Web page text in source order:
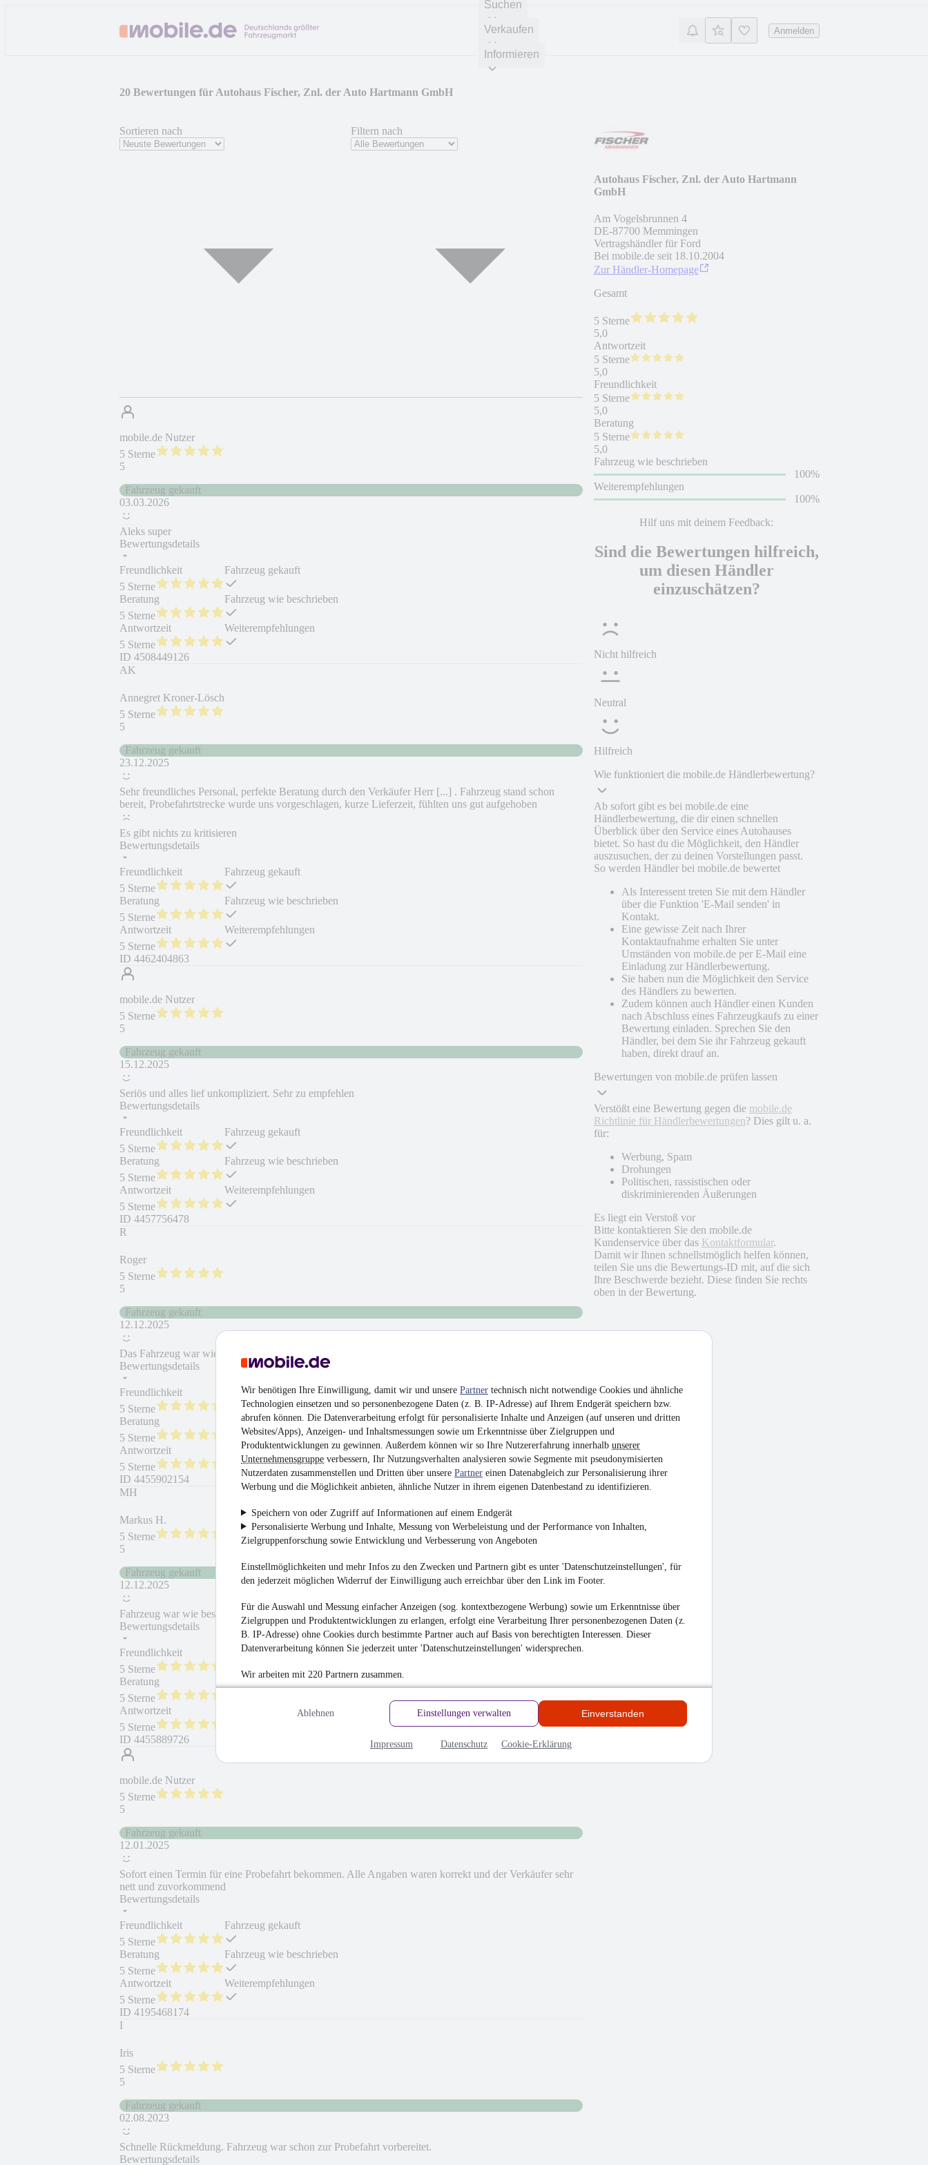
Wir benötigen Ihre Einwilligung, damit wir und unsere Partner technisch nicht notwendige Cookies und ähnliche
Technologien einsetzen und so personenbezogene Daten (z. B. IP-Adresse) auf Ihrem Endgerät speichern bzw.
abrufen können. Die Datenverarbeitung erfolgt für personalisierte Inhalte und Anzeigen (auf unseren und dritten
Websites/Apps), Anzeigen- und Inhaltsmessungen sowie um Erkenntnisse über Zielgruppen und
Produktentwicklungen zu gewinnen. Außerdem können wir so Ihre Nutzererfahrung innerhalb unserer
Unternehmensgruppe verbessern, Ihr Nutzungsverhalten analysieren sowie Segmente mit pseudonymisierten
Nutzerdaten zusammenstellen und Dritten über unsere Partner einen Datenabgleich zur Personalisierung ihrer
Werbung und die Möglichkeit anbieten, ähnliche Nutzer in ihrem eigenen Datenbestand zu identifizieren.
Speichern von oder Zugriff auf Informationen auf einem Endgerät
Personalisierte Werbung und Inhalte, Messung von Werbeleistung und der Performance von Inhalten,
Zielgruppenforschung sowie Entwicklung und Verbesserung von Angeboten
Einstellmöglichkeiten und mehr Infos zu den Zwecken und Partnern gibt es unter 'Datenschutzeinstellungen', für
den jederzeit möglichen Widerruf der Einwilligung auch erreichbar über den Link im Footer.
Für die Auswahl und Messung einfacher Anzeigen (sog. kontextbezogene Werbung) sowie um Erkenntnisse über
Zielgruppen und Produktentwicklungen zu erlangen, erfolgt eine Verarbeitung Ihrer personenbezogenen Daten (z.
B. IP-Adresse) ohne Cookies durch bestimmte Partner auch auf Basis von berechtigten Interessen. Dieser
Datenverarbeitung können Sie jederzeit unter 'Datenschutzeinstellungen' widersprechen.
Wir arbeiten mit 220 Partnern zusammen.
Ablehnen Einstellungen verwalten Einverstanden
Impressum Datenschutz Cookie-Erklärung
Suchen
Verkaufen
Informieren
Anmelden
20 Bewertungen für Autohaus Fischer, Znl. der Auto Hartmann GmbH
Sortieren nach Filtern nach
mobile.de Nutzer
5 Sterne
5
Fahrzeug gekauft
03.03.2026
Aleks super
Bewertungsdetails
Freundlichkeit
5 Sterne
Beratung
5 Sterne
Antwortzeit
5 Sterne
Fahrzeug gekauft
Fahrzeug wie beschrieben
Weiterempfehlungen
ID 4508449126
AK
Annegret Kroner-Lösch
5 Sterne
5
Fahrzeug gekauft
23.12.2025
Sehr freundliches Personal, perfekte Beratung durch den Verkäufer Herr [...] . Fahrzeug stand schon
bereit, Probefahrtstrecke wurde uns vorgeschlagen, kurze Lieferzeit, fühlten uns gut aufgehoben
Es gibt nichts zu kritisieren
Bewertungsdetails
Freundlichkeit
5 Sterne
Beratung
5 Sterne
Antwortzeit
5 Sterne
Fahrzeug gekauft
Fahrzeug wie beschrieben
Weiterempfehlungen
ID 4462404863
mobile.de Nutzer
5 Sterne
5
Fahrzeug gekauft
15.12.2025
Seriös und alles lief unkompliziert. Sehr zu empfehlen
Bewertungsdetails
Freundlichkeit
5 Sterne
Beratung
5 Sterne
Antwortzeit
5 Sterne
Fahrzeug gekauft
Fahrzeug wie beschrieben
Weiterempfehlungen
ID 4457756478
R
Roger
5 Sterne
5
Fahrzeug gekauft
12.12.2025
Das Fahrzeug war wie beschrieben. Sehr schönes Autohaus mit freundlichem Personal.
Bewertungsdetails
Freundlichkeit
5 Sterne
Beratung
5 Sterne
Antwortzeit
5 Sterne
Fahrzeug gekauft
Fahrzeug wie beschrieben
Weiterempfehlungen
ID 4455902154
MH
Markus H.
5 Sterne
5
Fahrzeug gekauft
12.12.2025
Fahrzeug war wie beschrieben. Verkäufer war super nett jeder Zeit wieder.
Bewertungsdetails
Freundlichkeit
5 Sterne
Beratung
5 Sterne
Antwortzeit
5 Sterne
Fahrzeug gekauft
Fahrzeug wie beschrieben
Weiterempfehlungen
ID 4455889726
mobile.de Nutzer
5 Sterne
5
Fahrzeug gekauft
12.01.2025
Sofort einen Termin für eine Probefahrt bekommen. Alle Angaben waren korrekt und der Verkäufer sehr
nett und zuvorkommend
Bewertungsdetails
Freundlichkeit
5 Sterne
Beratung
5 Sterne
Antwortzeit
5 Sterne
Fahrzeug gekauft
Fahrzeug wie beschrieben
Weiterempfehlungen
ID 4195468174
I
Iris
5 Sterne
5
Fahrzeug gekauft
02.08.2023
Schnelle Rückmeldung. Fahrzeug war schon zur Probefahrt vorbereitet.
Bewertungsdetails
Autohaus Fischer, Znl. der Auto Hartmann
GmbH
Am Vogelsbrunnen 4
DE-87700 Memmingen
Vertragshändler für Ford
Bei mobile.de seit 18.10.2004
Zur Händler-Homepage
Gesamt
5 Sterne
5,0
Antwortzeit
5 Sterne
5,0
Freundlichkeit
5 Sterne
5,0
Beratung
5 Sterne
5,0
Fahrzeug wie beschrieben
100%
Weiterempfehlungen
100%
Hilf uns mit deinem Feedback:
Sind die Bewertungen hilfreich,
um diesen Händler
einzuschätzen?
Nicht hilfreich
Neutral
Hilfreich
Wie funktioniert die mobile.de Händlerbewertung?
Ab sofort gibt es bei mobile.de eine
Händlerbewertung, die dir einen schnellen
Überblick über den Service eines Autohauses
bietet. So hast du die Möglichkeit, den Händler
auszusuchen, der zu deinen Vorstellungen passt.
So werden Händler bei mobile.de bewertet
Als Interessent treten Sie mit dem Händler
über die Funktion 'E-Mail senden' in
Kontakt.
Eine gewisse Zeit nach Ihrer
Kontaktaufnahme erhalten Sie unter
Umständen von mobile.de per E-Mail eine
Einladung zur Händlerbewertung.
Sie haben nun die Möglichkeit den Service
des Händlers zu bewerten.
Zudem können auch Händler einen Kunden
nach Abschluss eines Fahrzeugkaufs zu einer
Bewertung einladen. Sprechen Sie den
Händler, bei dem Sie ihr Fahrzeug gekauft
haben, direkt drauf an.
Bewertungen von mobile.de prüfen lassen
Verstößt eine Bewertung gegen die mobile.de
Richtlinie für Händlerbewertungen? Dies gilt u. a.
für:
Werbung, Spam
Drohungen
Politischen, rassistischen oder
diskriminierenden Äußerungen
Es liegt ein Verstoß vor
Bitte kontaktieren Sie den mobile.de
Kundenservice über das Kontaktformular.
Damit wir Ihnen schnellstmöglich helfen können,
teilen Sie uns die Bewertungs-ID mit, auf die sich
Ihre Beschwerde bezieht. Diese finden Sie rechts
oben in der Bewertung.